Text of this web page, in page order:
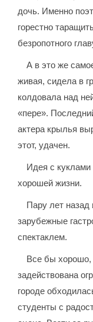
дочь. Именно
горестно
безропотного
А в это же
живая, сидела в
колдовала над
«пере».
актера крылья
этот, удачен.
Идея с куклами
хорошей жизни.
Пару лет
зарубежные
спектаклем.
Все бы хорошо,
задействована
городе
студенты с